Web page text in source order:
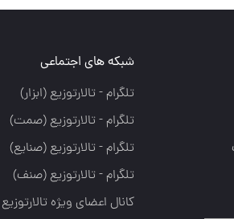
شبکه های اجتماعی
تلگرام - تالارتوزيع (ابزار)
تلگرام - تالارتوزيع (صمت)
تلگرام - تالارتوزيع (صنايع)
تلگرام - تالارتوزیع (صنف)
کانال اعضای ویژه تالارتوزیع